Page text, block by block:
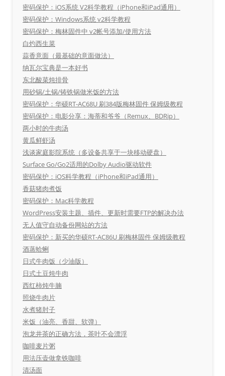
密码保护：iOS系统 V2科学教程（iPhone和iPad通用）
密码保护：Windows系统 v2科学教程
密码保护：梅林固件中 v2帐号添加/使用方法
白灼西生菜
蒜香意面（最基础的意面做法）
纳瓦尔宝典是一本好书
东北酸菜炖排骨
用砂锅/土锅/铸铁锅做米饭的方法
密码保护：华硕RT-AC68U 刷384版梅林固件 保姆级教程
密码保护：电影分享：海蒂和爷爷（Remux、BDRip）
两小时的牛肉汤
黄瓜鲜虾汤
浅谈家庭影院系统（多设备共享于一块移动硬盘）
Surface Go/Go2适用的Dolby Audio驱动软件
密码保护：iOS科学教程（iPhone和iPad通用）
香菇猪肉煮饭
密码保护：Mac科学教程
WordPress安装主题、插件、更新时需要FTP的解决办法
无人值守自动备份网站的方法
密码保护：新买的华硕RT-AC86U 刷梅林固件 保姆级教程
酒蒸蛤蜊
日式牛肉饭（少油版）
日式土豆炖牛肉
西红柿炖牛腩
照烧牛肉片
水煮猪肘子
米饭（油亮、香甜、软弹）
泡龙井茶的正确方法，茶叶不会漂浮
咖啡麦片粥
用法压壶做拿铁咖啡
清汤面